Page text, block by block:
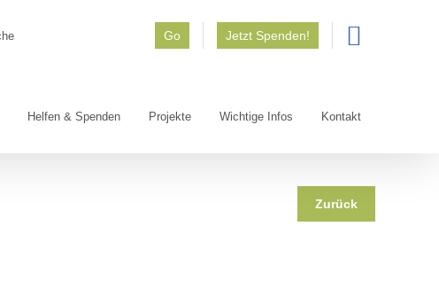
Go Jetzt Spenden!
Helfen & Spenden Projekte Wichtige Infos Kontakt
Zurück